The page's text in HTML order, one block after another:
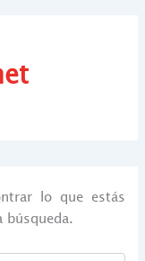
lo que estás
búsqueda.